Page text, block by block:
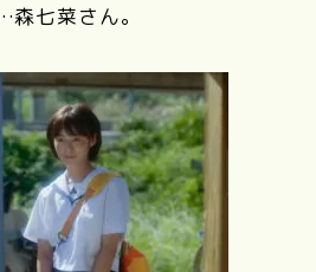
七菜さん。